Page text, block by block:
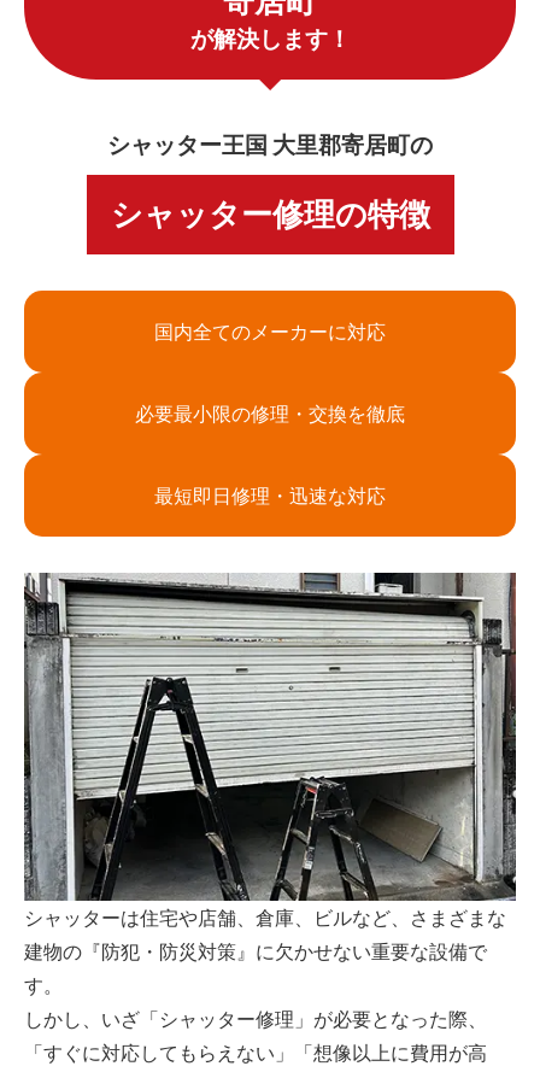
が解決します！
シャッター王国 大里郡寄居町の
シャッター修理の特徴
国内全てのメーカーに対応
必要最小限の修理・交換を徹底
最短即日修理・迅速な対応
シャッターは住宅や店舗、倉庫、ビルなど、さまざまな
建物の『防犯・防災対策』に欠かせない重要な設備で
す。
しかし、いざ「シャッター修理」が必要となった際、
「すぐに対応してもらえない」「想像以上に費用が高